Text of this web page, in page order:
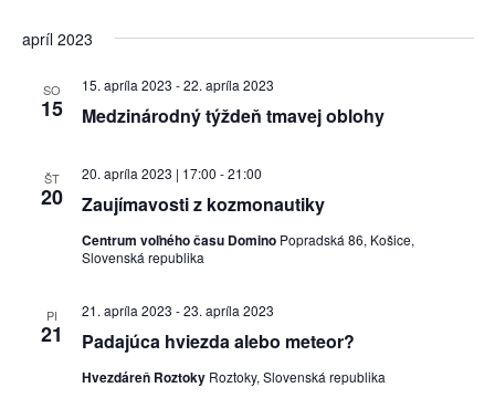
apríl 2023
SO
15 Medzinárodný týždeň tmavej oblohy
15. apríla 2023 -22. apríla 2023
ŠT
20 Zaujímavosti z kozmonautiky
20. apríla 2023 | 17:00 -21:00
Centrum voľného času Domino Popradská 86, Košice,
Slovenská republika
PI
21 Padajúca hviezda alebo meteor?
21. apríla 2023 -23. apríla 2023
Hvezdáreň Roztoky Roztoky, Slovenská republika